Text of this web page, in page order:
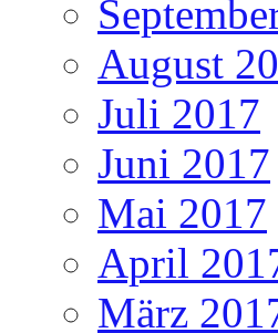
August
Juli 2017
Juni 2017
Mai 2017
April
März